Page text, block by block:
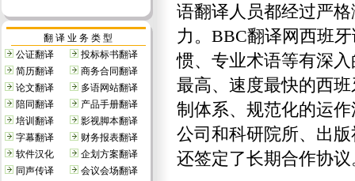
翻 译 业 务 类 型
公证翻译
投标标书翻译
简历翻译
商务合同翻译
论文翻译
多语网站翻译
陪同翻译
产品手册翻译
培训翻译
影视脚本翻译
字幕翻译
财务报表翻译
软件汉化
企划方案翻译
同声传译
会议会场翻译
语翻译人员都经过严
力。BBC翻译网西班
惯、专业术语等有深
最高、速度最快的西
制体系、规范化的运
公司和科研院所、出
还签定了长期合作协议